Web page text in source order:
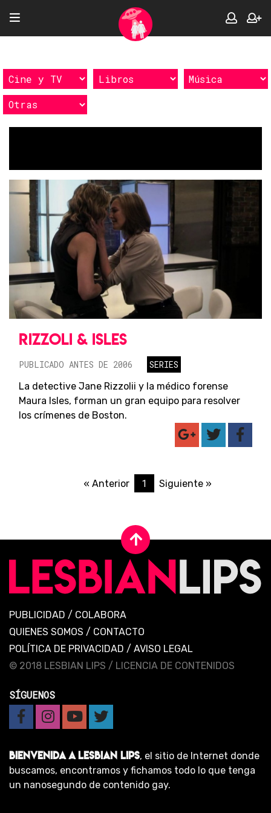
RIZZOLI & ISLES
PUBLICADO ANTES DE 2006
SERIES
La detective Jane Rizzolii y la médico forense
Maura Isles, forman un gran equipo para resolver
los crímenes de Boston.
« Anterior 1 Siguiente »
PUBLICIDAD / COLABORA
QUIENES SOMOS / CONTACTO
POLÍTICA DE PRIVACIDAD / AVISO LEGAL
© 2018 LESBIAN LIPS / LICENCIA DE CONTENIDOS
SÍGUENOS
BIENVENIDA A LESBIAN LIPS, el sitio de Internet donde
buscamos, encontramos y fichamos todo lo que tenga
un nanosegundo de contenido gay.